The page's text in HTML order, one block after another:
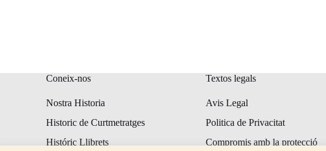
Coneix-nos
Nostra Historia
Historic de Curtmetratges
Históric Llibrets
Textos legals
Avis Legal
Politica de Privacitat
Compromis amb la protecció